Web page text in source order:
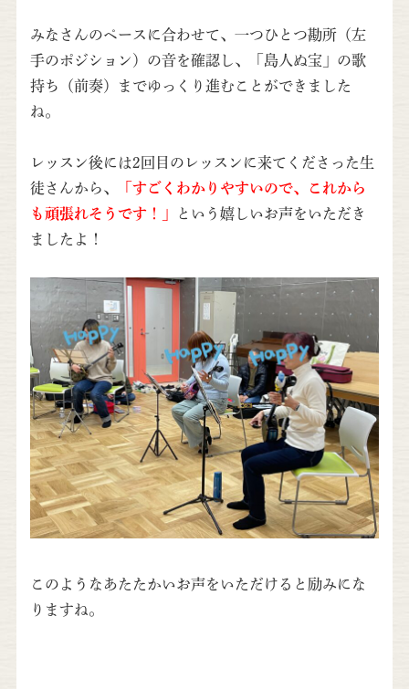
みなさんのペースに合わせて、一つひとつ勘所（左
手のポジション）の音を確認し、「島人ぬ宝」の歌
持ち（前奏）までゆっくり進むことができました
ね。
レッスン後には2回目のレッスンに来てくださった生
徒さんから、
「すごくわかりやすいので、これから
も頑張れそうです！」
という嬉しいお声をいただき
ましたよ！
このようなあたたかいお声をいただけると励みにな
りますね。